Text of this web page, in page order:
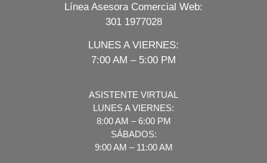
Línea Asesora Comercial Web:
301 1977028
LUNES A VIERNES:
7:00 AM – 5:00 PM
ASISTENTE VIRTUAL
LUNES A VIERNES:
8:00 AM – 6:00 PM
SÁBADOS:
9:00 AM – 11:00 AM